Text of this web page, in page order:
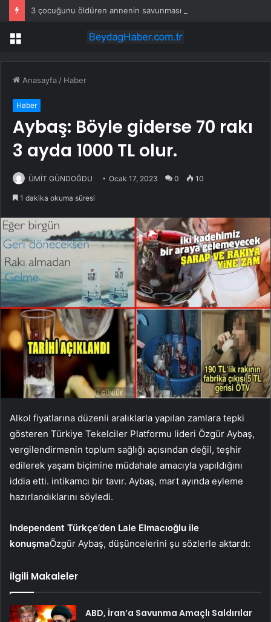
3 çocuğunu öldüren annenin savunması pes dedirtti
Menü
Anasayfa / Haber
Haber
Aybaş: Böyle giderse 70 rakı
3 ayda 1000 TL olur.
ÜMİT GÜNDOĞDU Ocak 17, 2023 0 10
1 dakika okuma süresi
Alkol fiyatlarına düzenli aralıklarla yapılan zamlara tepki
gösteren Türkiye Tekelciler Platformu lideri Özgür Aybaş,
vergilendirmenin toplum sağlığı açısından değil, teşhir
edilerek yaşam biçimine müdahale amacıyla yapıldığını
iddia etti. intikamcı bir tavır. Aybaş, mart ayında eyleme
hazırlandıklarını söyledi.
Independent Türkçe’den Lale Elmacıoğlu ile
konuşmaÖzgür Aybaş, düşüncelerini şu sözlerle aktardı:
İlgili Makaleler
ABD, İran’a Savunma Amaçlı Saldırılar